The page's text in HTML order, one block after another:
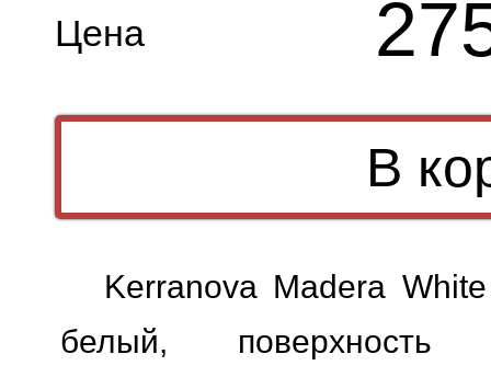
Цена
Kerranova Madera
белый, поверхность